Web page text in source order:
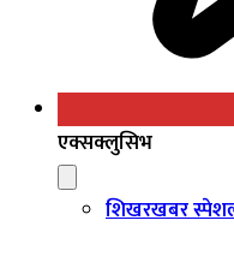
एक्सक्लुसिभ
शिखरखबर